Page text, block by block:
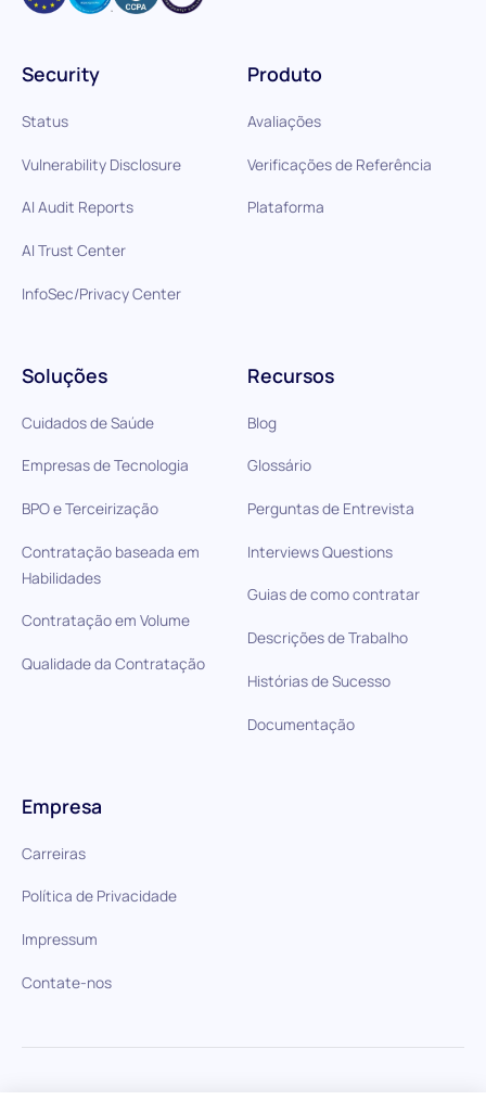
Produto
Avaliações
Verificações de Referência
Plataforma
Soluções
Cuidados de Saúde
Empresas de Tecnologia
BPO e Terceirização
Contratação baseada em
Habilidades
Contratação em Volume
Qualidade da Contratação
Recursos
Blog
Glossário
Perguntas de Entrevista
Interviews Questions
Guias de como contratar
Descrições de Trabalho
Histórias de Sucesso
Documentação
Security
Status
Vulnerability Disclosure
AI Audit Reports
AI Trust Center
InfoSec/Privacy Center
Empresa
Carreiras
Política de Privacidade
Impressum
Contate-nos